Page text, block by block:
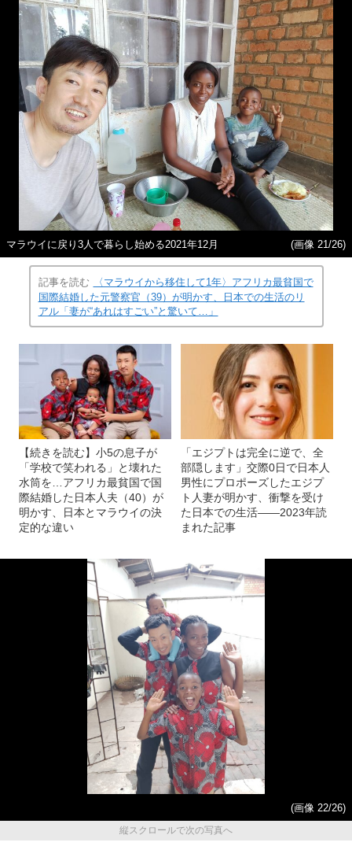
マラウイに戻り3人で暮らし始める2021年12月 (画像 21/26)
記事を読む
〈マラウイから移住して1年〉アフリカ最貧国で
国際結婚した元警察官（39）が明かす、日本での生活のリ
アル「妻が“あれはすごい”と驚いて…」
【続きを読む】小5の息子が
「学校で笑われる」と壊れた
水筒を…アフリカ最貧国で国
際結婚した日本人夫（40）が
明かす、日本とマラウイの決
定的な違い
「エジプトは完全に逆で、全
部隠します」交際0日で日本人
男性にプロポーズしたエジプ
ト人妻が明かす、衝撃を受け
た日本での生活――2023年読
まれた記事
(画像 22/26)
縦スクロールで次の写真へ